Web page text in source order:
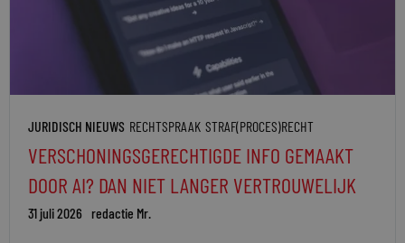
JURIDISCH NIEUWS RECHTSPRAAK STRAF(PROCES)RECHT
VERSCHONINGSGERECHTIGDE INFO GEMAAKT
DOOR AI? DAN NIET LANGER VERTROUWELIJK
31 juli 2026 redactie Mr.